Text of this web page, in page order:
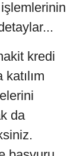
kredi
da